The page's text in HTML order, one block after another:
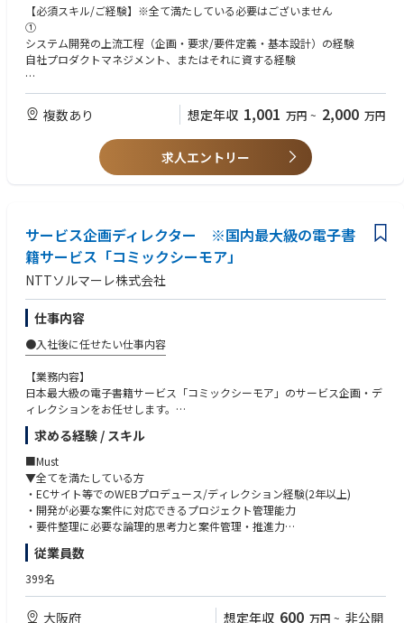
【必須スキル/ご経験】※全て満たしている必要はございません
①
システム開発の上流工程（企画・要求/要件定義・基本設計）の経験
自社プロダクトマネジメント、またはそれに資する経験
②
・ERP（基幹業務システム）の設計開発・導入の経験
・中堅成長企業での、経理財務や請求支払いなどのバックオフィス業務へ
の深い理解、経験。
・中堅成長企業で働くユーザーへの深い理解、知見。
・アジャイル、スクラムでの開発経験
・UI／UXデザインに関するご経験
・ユーザーの利用データ分析をもとにしたプロダクト戦略策定経験
・海外エンジニアとのプロダクト開発経験
・海外拠点との開発を推進可能な英語力
・経理財務領域の理解、経験
・Fintech領域の理解、経験
・Saleforceアプリの企画開発経験
・プロダクトの企画、グロースを目的とした事業企画、商品企画、営業企
画等の実務経験（事業会社コンサルティングファーム問わず）
【こんな方に仲間になってほしい】
・サービスを育てることを楽しみ、主体性を持って取り組める方
・チーム内外問わず積極的にコミュニケーションを取り物事を進められる
方
・常にユーザーフォーカスで、プロダクト作りに取り組める方
・未経験のことであっても挑戦する向上心のある方
・何事も最後までやりきることができる方
複数あり 想定年収 1,001 万円 ~ 2,000 万円
求人エントリー
サービス企画ディレクター ※国内最大級の電子書
籍サービス「コミックシーモア」
NTTソルマーレ株式会社
仕事内容
●入社後に任せたい仕事内容
￣￣￣￣￣￣￣￣￣￣￣￣￣
【業務内容】
日本最大級の電子書籍サービス「コミックシーモア」のサービス企画・デ
ィレクションをお任せします。
事業戦略に基づき、新機能の企画からリリース後の改善まで、一貫して携
わっていただきます。
具体的な業務は以下の通りです。
・市場やサイト内のデータ分析、競合調査に基づくサービス企画
・運用部門との連携による要件定義、仕様検討
・開発ベンダーや社内各部署（開発、ライツ、販売推進など）との連携・
・リリースまでの進捗管理、リリース後のPDCAサイクル実行
入社後は、サービスの中心メンバーとして、リーダーシップを発揮しなが
ら事業を牽引していただくことを期待しています。
求める経験 / スキル
■Must
▼全てを満たしている方
・ECサイト等でのWEBプロデュース/ディレクション経験(2年以上)
・開発が必要な案件に対応できるプロジェクト管理能力
・要件整理に必要な論理的思考力と案件管理・推進力
・周囲や関係者と良好な関係を築き、業務を的確に遂行できること
■want
最新技術のキャッチができる方
従業員数
399名
大阪府 想定年収 600 万円 ~ 非公開